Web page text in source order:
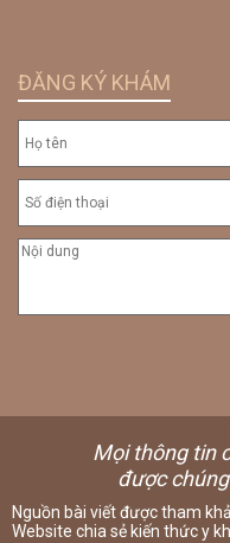
ĐĂNG KÝ KHÁM
Nguồn bài viết được tham
Website chia sẻ kiến thức y
Mọi thông tin
được